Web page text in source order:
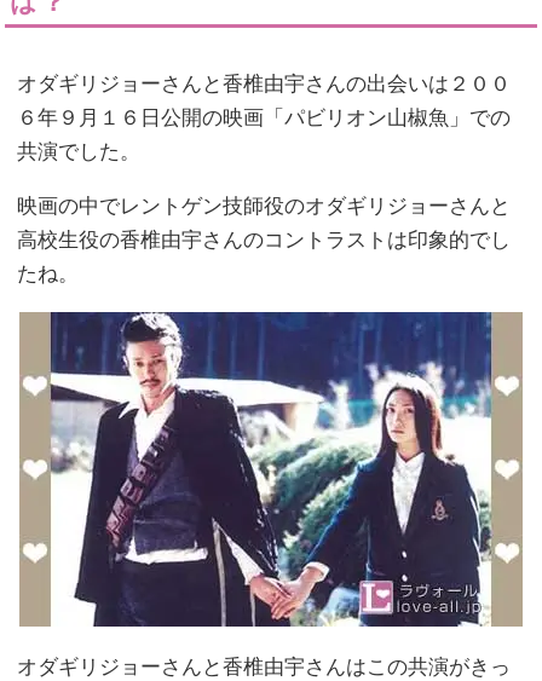
オダギリジョーさんと香椎由宇さんの出会いは２００
６年９月１６日公開の映画「パビリオン山椒魚」での
共演でした。
映画の中でレントゲン技師役のオダギリジョーさんと
高校生役の香椎由宇さんのコントラストは印象的でし
たね。
オダギリジョーさんと香椎由宇さんはこの共演がきっ